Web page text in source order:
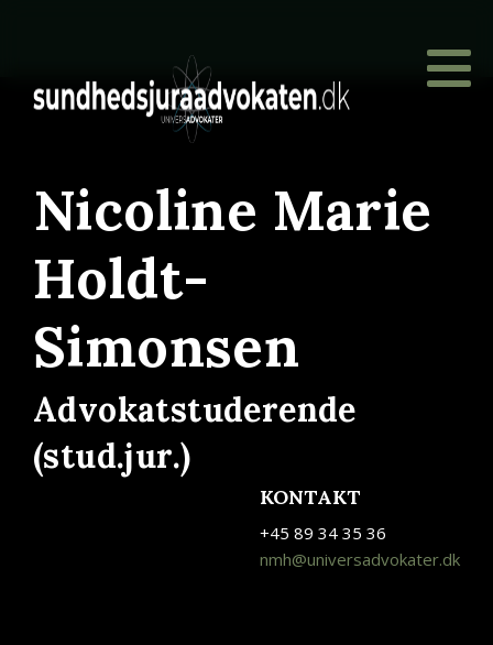
Nicoline Marie
Holdt-
Simonsen
Advokatstuderende
(stud.jur.)
KONTAKT
+45 89 34 35 36
nmh@universadvokater.dk